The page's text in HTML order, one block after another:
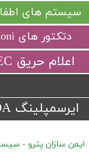
​اعلام حریق C-TEC​​​​​​​
ایرسمپلینگ VESDA
سیستم های
دتکتور های Oggioni
ایمن سازان پترو -